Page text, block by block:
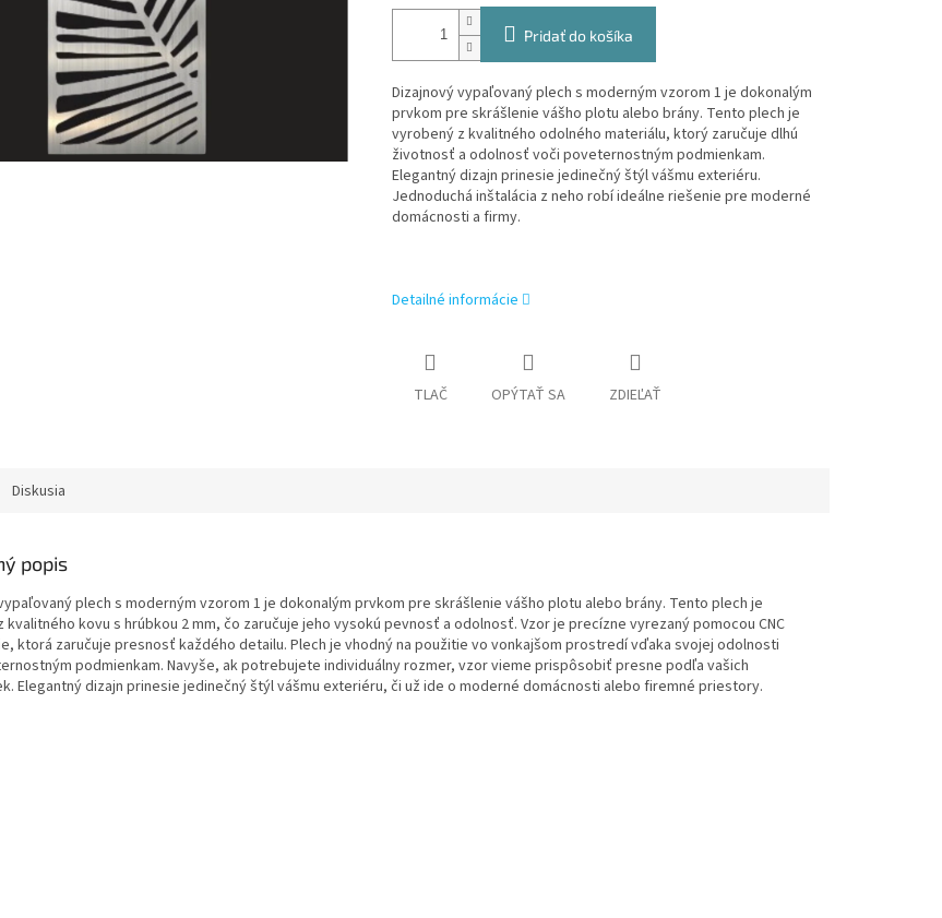
Pridať do košíka
Dizajnový vypaľovaný plech s moderným vzorom 1 je dokonalým
prvkom pre skrášlenie vášho plotu alebo brány. Tento plech je
vyrobený z kvalitného odolného materiálu, ktorý zaručuje dlhú
životnosť a odolnosť voči poveternostným podmienkam.
Elegantný dizajn prinesie jedinečný štýl vášmu exteriéru.
Jednoduchá inštalácia z neho robí ideálne riešenie pre moderné
domácnosti a firmy.
Detailné informácie
TLAČ OPÝTAŤ SA ZDIEĽAŤ
Diskusia
popis
plech s moderným vzorom 1 je dokonalým prvkom pre skrášlenie vášho plotu alebo brány. Tento plech je
kvalitného kovu s hrúbkou 2 mm, čo zaručuje jeho vysokú pevnosť a odolnosť. Vzor je precízne vyrezaný pomocou CNC
ktorá zaručuje presnosť každého detailu. Plech je vhodný na použitie vo vonkajšom prostredí vďaka svojej odolnosti
podmienkam. Navyše, ak potrebujete individuálny rozmer, vzor vieme prispôsobiť presne podľa vašich
Elegantný dizajn prinesie jedinečný štýl vášmu exteriéru, či už ide o moderné domácnosti alebo firemné priestory.